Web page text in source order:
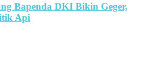
Bapenda DKI Bikin Geger,
Api